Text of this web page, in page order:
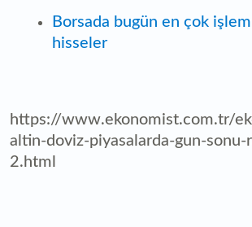
Borsada bugün en çok
hisseler
https://www.ekonomist.com.tr/
altin-doviz-piyasalarda-gun-sonu-
2.html